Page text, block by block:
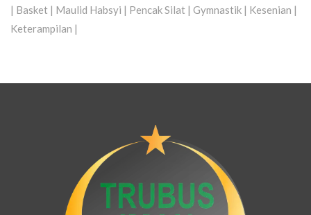
| Basket | Maulid Habsyi | Pencak Silat | Gymnastik | Kesenian |
Keterampilan |